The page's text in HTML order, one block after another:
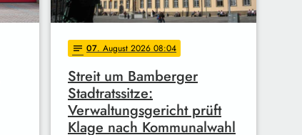
notes 07. August 2026 08:04
Streit um Bamberger
Stadtratssitze:
Verwaltungsgericht prüft
Klage nach Kommunalwahl